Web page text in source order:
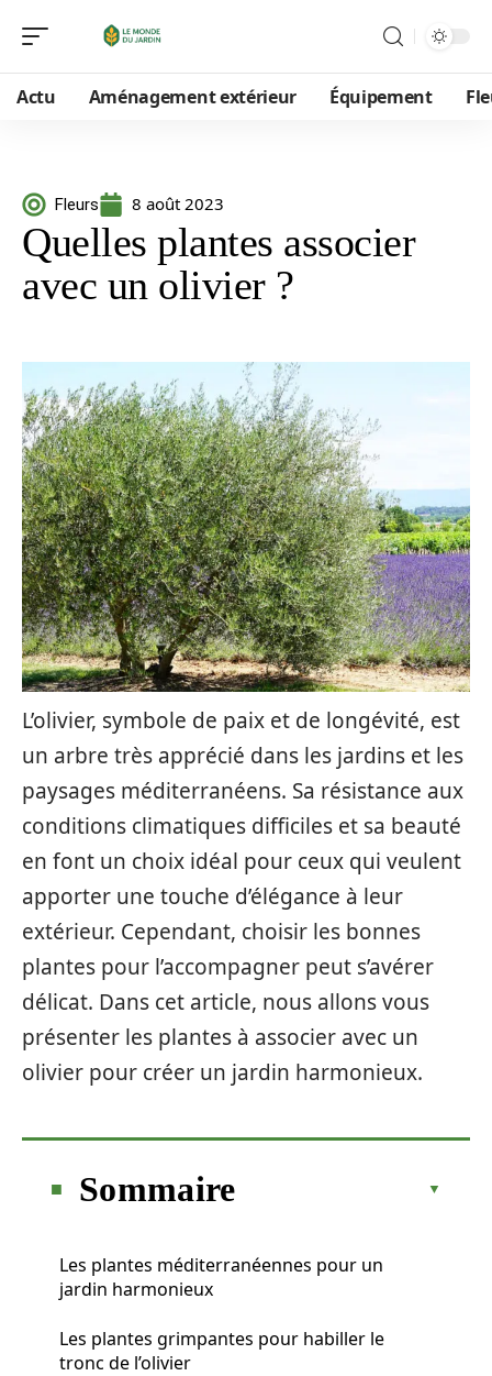
Actu Aménagement extérieur Équipement
Fleurs 8 août 2023
Quelles plantes associer
avec un olivier ?
L’olivier, symbole de paix et de longévité, est
un arbre très apprécié dans les jardins et les
paysages méditerranéens. Sa résistance aux
conditions climatiques difficiles et sa beauté
en font un choix idéal pour ceux qui veulent
apporter une touche d’élégance à leur
extérieur. Cependant, choisir les bonnes
plantes pour l’accompagner peut s’avérer
délicat. Dans cet article, nous allons vous
présenter les plantes à associer avec un
olivier pour créer un jardin harmonieux.
Sommaire
Les plantes méditerranéennes pour un
jardin harmonieux
Les plantes grimpantes pour habiller le
tronc de l’olivier